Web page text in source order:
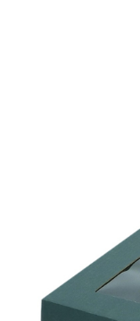
KL107
Размер:190 x 190 x
Материал:зеленая